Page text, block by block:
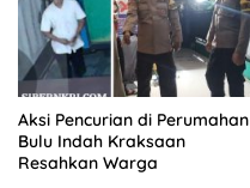
Aksi Pencurian di Perumahan
Bulu Indah Kraksaan
Resahkan Warga